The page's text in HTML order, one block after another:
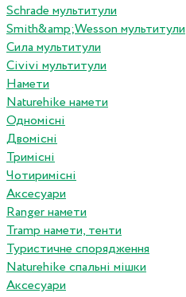
Schrade мультитули
Smith&amp;Wesson мультитули
Сила мультитули
Civivi мультитули
Намети
Naturehike намети
Одномісні
Двомісні
Тримісні
Чотиримісні
Аксесуари
Ranger намети
Tramp намети, тенти
Туристичне спорядження
Naturehike спальні мішки
Аксесуари